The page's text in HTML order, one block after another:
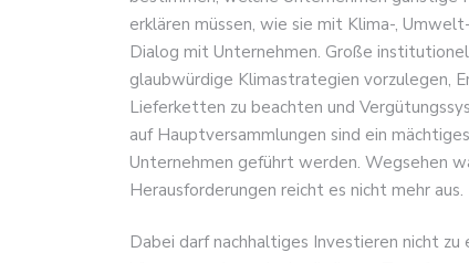
erklären müssen, wie sie mit Klima-,
Dialog mit Unternehmen. Große
glaubwürdige Klimastrategien vorzulegen,
Lieferketten zu beachten und
auf Hauptversammlungen sind ein
Unternehmen geführt werden. Wegsehen
Herausforderungen reicht es nicht mehr aus.
Dabei darf nachhaltiges Investieren nicht